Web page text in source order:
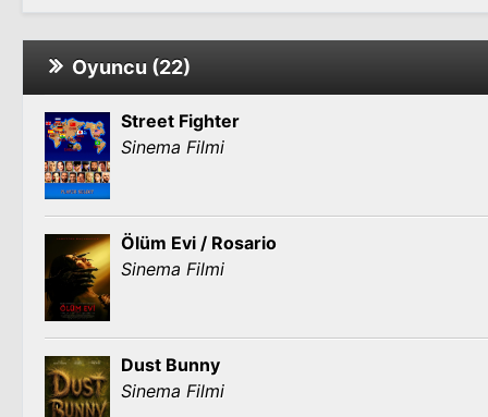
Oyuncu (22)
Street Fighter
Sinema Filmi
Ölüm Evi / Rosario
Sinema Filmi
Dust Bunny
Sinema Filmi